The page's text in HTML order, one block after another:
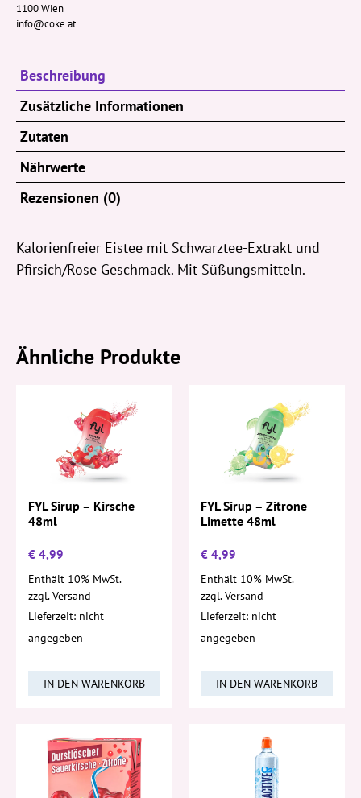
(EWP)
Menge
1100 Wien
info@coke.at
Beschreibung
Zusätzliche Informationen
Zutaten
Nährwerte
Rezensionen (0)
Kalorienfreier Eistee mit Schwarztee-Extrakt und
Pfirsich/Rose Geschmack. Mit Süßungsmitteln.
Ähnliche Produkte
FYL Sirup – Kirsche
48ml
€ 4,99
Enthält 10% MwSt.
zzgl.Versand
Lieferzeit: nicht
angegeben
IN DEN WARENKORB
FYL Sirup – Zitrone
Limette 48ml
€ 4,99
Enthält 10% MwSt.
zzgl.Versand
Lieferzeit: nicht
angegeben
IN DEN WARENKORB